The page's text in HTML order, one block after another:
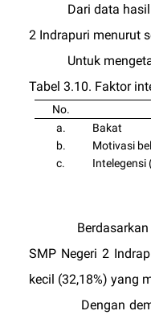
Dari data
2 Indrapuri menurut
Untuk
Tabel 3.10. Faktor
No.
a.
b.
c.
Bakat
Motivasi
Intelegensi
SMP Negeri 2
kecil (32,18%) yang
Dengan